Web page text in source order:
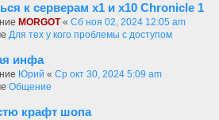
к серверам х1 и х10 Chronicle 1
MORGOT« Сб ноя 02, 2024 12:05 am
Для тех у кого проблемы с доступом
инфа
Юрий « Ср окт 30, 2024 5:09 am
Общение
крафт шопа